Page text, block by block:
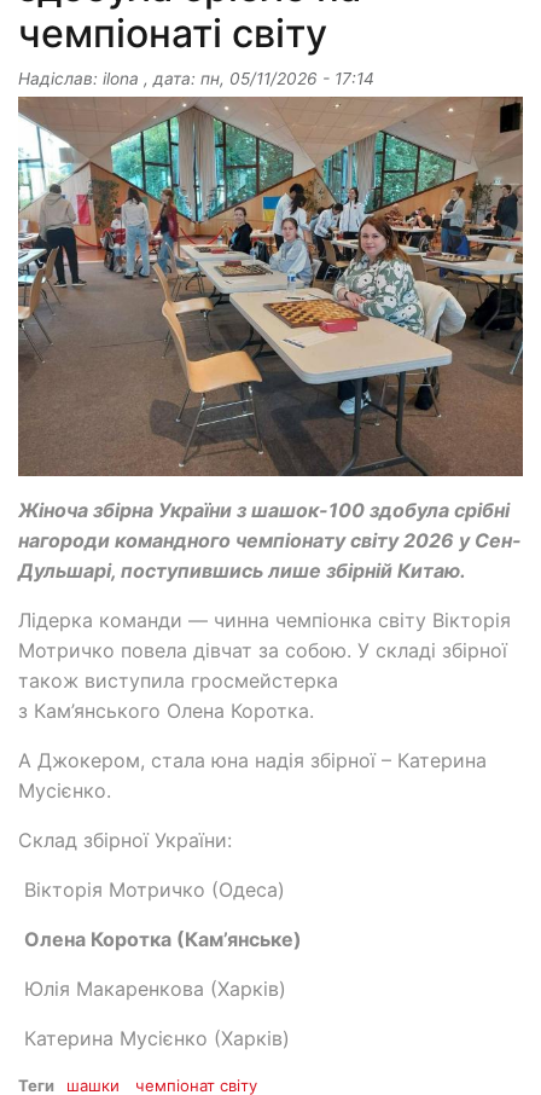
чемпіонаті світу
Надіслав: ilona , дата: пн, 05/11/2026 - 17:14
Жіноча збірна України з шашок-100 здобула срібні
нагороди командного чемпіонату світу 2026 у Сен-
Дульшарі, поступившись лише збірній Китаю.
Лідерка команди — чинна чемпіонка світу Вікторія
Мотричко повела дівчат за собою. У складі збірної
також виступила гросмейстерка
з Кам’янського Олена Коротка.
А Джокером, стала юна надія збірної – Катерина
Мусієнко.
Склад збірної України:
Вікторія Мотричко (Одеса)
Олена Коротка (Кам’янське)
Юлія Макаренкова (Харків)
Катерина Мусієнко (Харків)
Теги шашки чемпіонат світу